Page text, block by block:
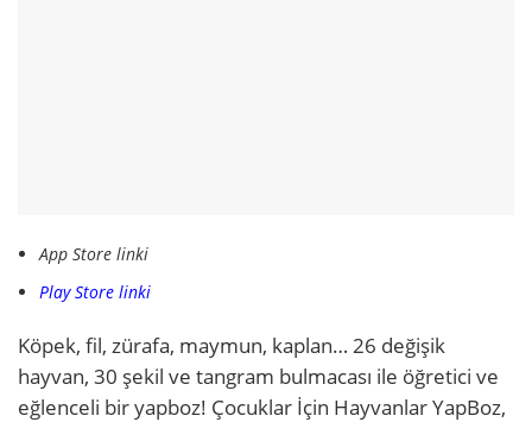
App Store linki
Play Store linki
Köpek, fil, zürafa, maymun, kaplan… 26 değişik
hayvan, 30 şekil ve tangram bulmacası ile öğretici ve
eğlenceli bir yapboz! Çocuklar İçin Hayvanlar YapBoz,